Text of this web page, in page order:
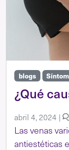
blogs
¿Qué
abril 4, 2024 |
Las venas
antiestéticas